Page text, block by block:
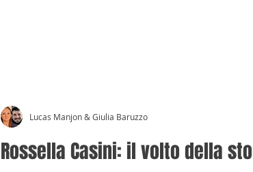
Rossella Casini: il volto della
Lucas Manjon & Giulia Baruzzo